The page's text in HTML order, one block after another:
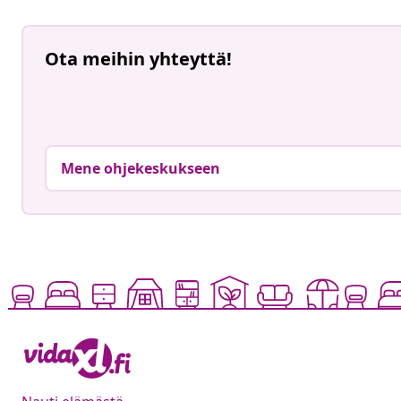
Ota meihin yhteyttä!
Mene ohjekeskukseen